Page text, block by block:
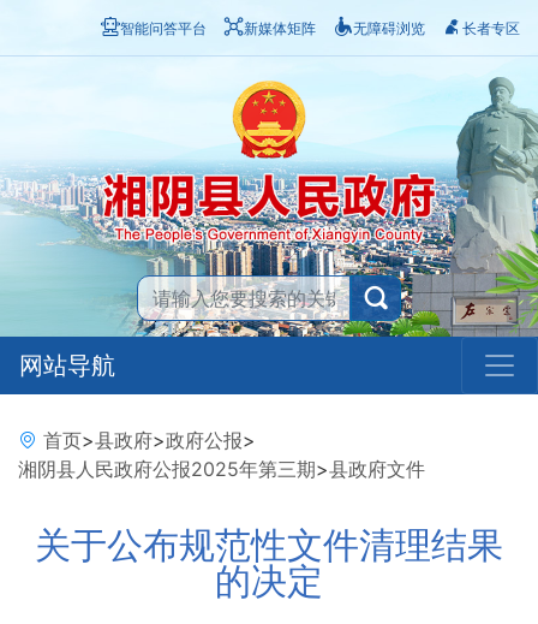
智能问答平台 新媒体矩阵 无障碍浏览 长者专区
网站导航
首页>县政府>政府公报>
湘阴县人民政府公报2025年第三期>县政府文件
关于公布规范性文件清理结果
的决定